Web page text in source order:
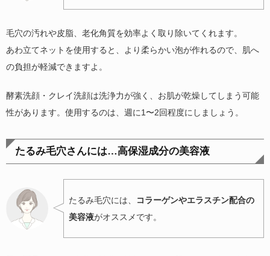
毛穴の汚れや皮脂、老化角質を効率よく取り除いてくれます。
あわ立てネットを使用すると、より柔らかい泡が作れるので、肌へ
の負担が軽減できますよ。
酵素洗顔・クレイ洗顔は洗浄力が強く、お肌が乾燥してしまう可能
性があります。使用するのは、週に1〜2回程度にしましょう。
たるみ毛穴さんには…高保湿成分の美容液
たるみ毛穴には、
コラーゲンやエラスチン配合の
美容液がオススメです。